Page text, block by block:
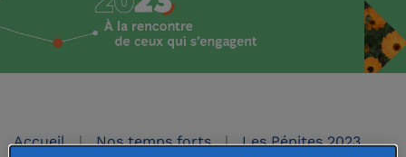
Accueil Nos temps forts Les Pépites 2023